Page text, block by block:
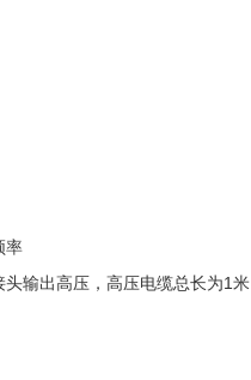
率
输出高压，高压电缆总长为1米